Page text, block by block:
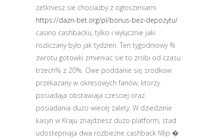
zetkniesz sie chociażby z ogłoszeniami
https://dazn-bet.org/pl/bonus-bez-depozytu/
casino cashbacku, tylko i wyłącznie jaki
rozliczany bylo jak tydzien. Ten tygodniowy %
zwrotu gotowki zmieniac sie to zrobi od czasu
trzech% z 20%. Owe poddanie się srodkow
przekazany w okresowych fanów, ktorzy
posiadaja obstawiaja czesciej oraz
posiadania duzo wiecej zalety. W dziedzinie
kasyn w Kraju znajdziesz duzo platform, stad
udostepniaja dwa rozbieżne cashback fillip �